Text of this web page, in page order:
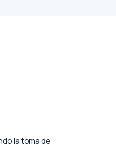
la toma de